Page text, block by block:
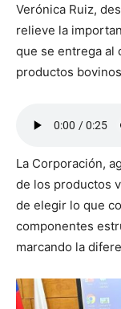
Verónica Ruiz,
relieve la
que se entrega al
productos
La Corporación,
de los productos
de elegir lo que
componentes
marcando la